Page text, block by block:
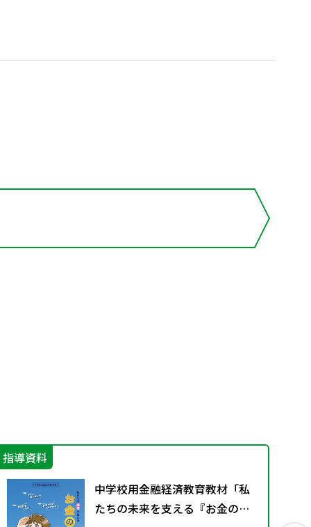
指導資料
中学校用金融経済教育教材「私
たちの未来を支える『お金の働